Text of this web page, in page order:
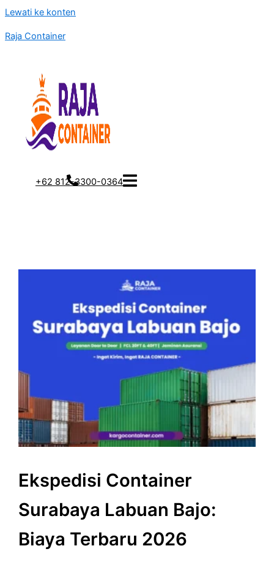
Lewati ke konten
Raja Container
+62 812-3300-0364
Ekspedisi Container
Surabaya Labuan Bajo:
Biaya Terbaru 2026